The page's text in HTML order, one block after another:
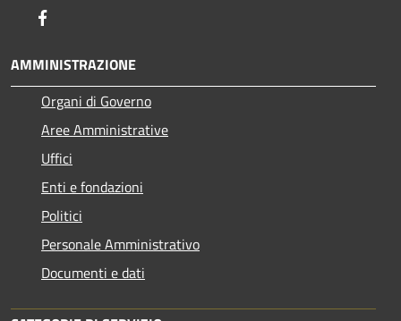
AMMINISTRAZIONE
Organi di Governo
Aree Amministrative
Uffici
Enti e fondazioni
Politici
Personale Amministrativo
Documenti e dati